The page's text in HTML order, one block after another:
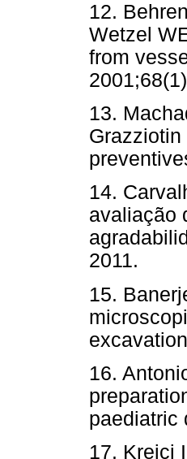
12.
Wetzel
from
13.
14.
avaliação
2011.
15.
16.
paediatric
17. Krejci